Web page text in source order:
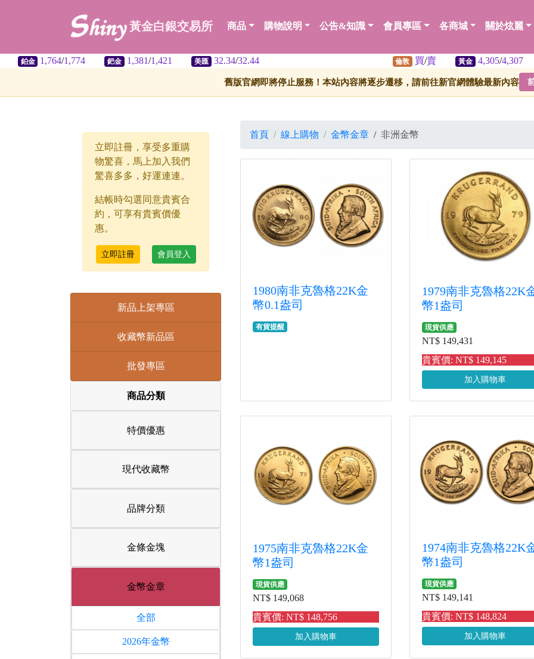
黃金白銀交易所 商品 購物說明 公告&知識 會員專區 各商城 關於炫麗
/1,774 鈀金 1,381 /1,421 美匯 32.34 /32.44 賣 黃金 4,305 /4,307 白銀
舊版官網即將停止服務！本站內容將逐步遷移，請前往新官網體驗最新內容
立即註冊，享受多重購
物驚喜，馬上加入我們
驚喜多多，好運連連。
結帳時勾選同意貴賓合
約，可享有貴賓價優
惠。
立即註冊 會員登入
新品上架專區
收藏幣新品區
批發專區
商品分類
特價優惠
現代收藏幣
品牌分類
金條金塊
金幣金章
全部
2026年金幣
首頁 線上購物 金幣金章 / 非洲金幣
1980南非克魯格22K金
幣0.1盎司
有貨提醒
1979南非克魯格22K
幣1盎司
現貨供應
NT$ 149,431
貴賓價: NT$ 149,145
加入購物車
1975南非克魯格22K金
幣1盎司
現貨供應
NT$ 149,068
貴賓價: NT$ 148,756
加入購物車
1974南非克魯格22K
幣1盎司
現貨供應
NT$ 149,141
貴賓價: NT$ 148,824
加入購物車